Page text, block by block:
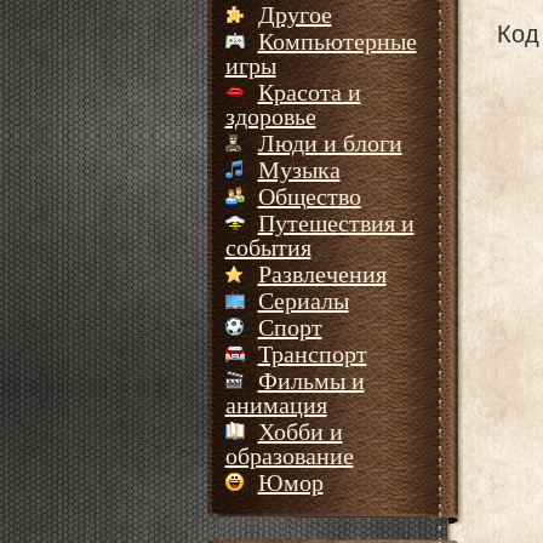
Другое
Компьютерные
игры
Красота и
здоровье
Люди и блоги
Музыка
Общество
Путешествия и
события
Развлечения
Сериалы
Спорт
Транспорт
Фильмы и
анимация
Хобби и
образование
Юмор